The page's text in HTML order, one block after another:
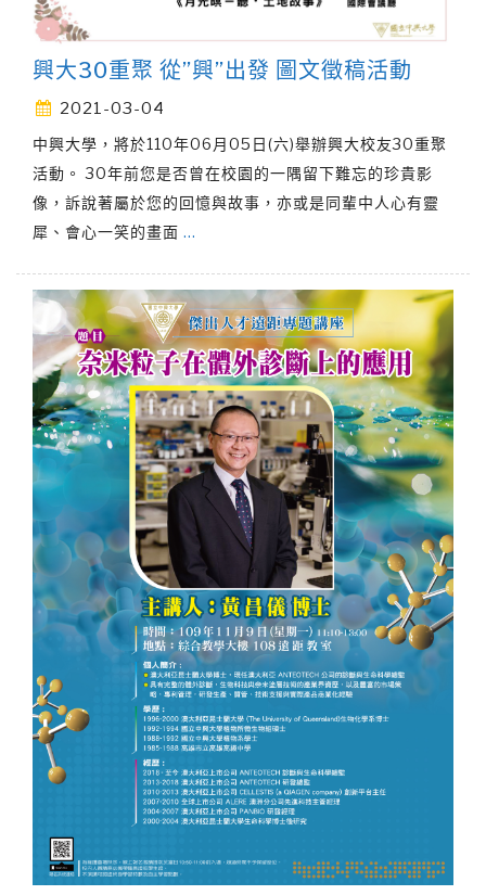
興大30重聚 從”興”出發 圖文徵稿活動
2021-03-04
中興大學，將於110年06月05日(六)舉辦興大校友30重聚
活動。 30年前您是否曾在校園的一隅留下難忘的珍貴影
像，訴說著屬於您的回憶與故事，亦或是同輩中人心有靈
犀、會心一笑的畫面 …